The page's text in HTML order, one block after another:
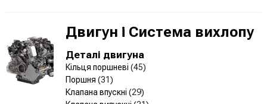
Двигун і Система вихлопу
Деталі двигуна
Кільця поршневі (45)
Поршня (31)
Клапана впускні (29)